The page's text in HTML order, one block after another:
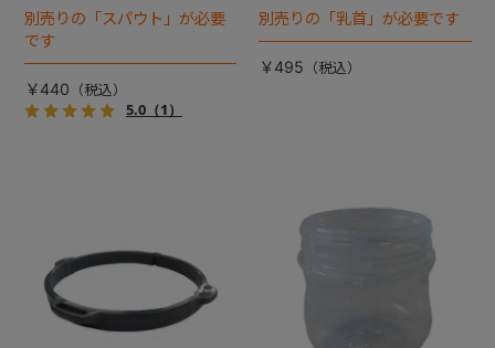
別売りの「スパウト」が必要
です
￥440
5.0（1）
別売りの「乳首」が必要です
￥495